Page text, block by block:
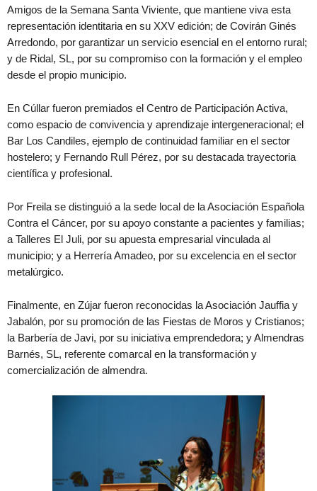
Amigos de la Semana Santa Viviente, que mantiene viva esta
representación identitaria en su XXV edición; de Covirán Ginés
Arredondo, por garantizar un servicio esencial en el entorno rural;
y de Ridal, SL, por su compromiso con la formación y el empleo
desde el propio municipio.
En Cúllar fueron premiados el Centro de Participación Activa,
como espacio de convivencia y aprendizaje intergeneracional; el
Bar Los Candiles, ejemplo de continuidad familiar en el sector
hostelero; y Fernando Rull Pérez, por su destacada trayectoria
científica y profesional.
Por Freila se distinguió a la sede local de la Asociación Española
Contra el Cáncer, por su apoyo constante a pacientes y familias;
a Talleres El Juli, por su apuesta empresarial vinculada al
municipio; y a Herrería Amadeo, por su excelencia en el sector
metalúrgico.
Finalmente, en Zújar fueron reconocidas la Asociación Jauffia y
Jabalón, por su promoción de las Fiestas de Moros y Cristianos;
la Barbería de Javi, por su iniciativa emprendedora; y Almendras
Barnés, SL, referente comarcal en la transformación y
comercialización de almendra.